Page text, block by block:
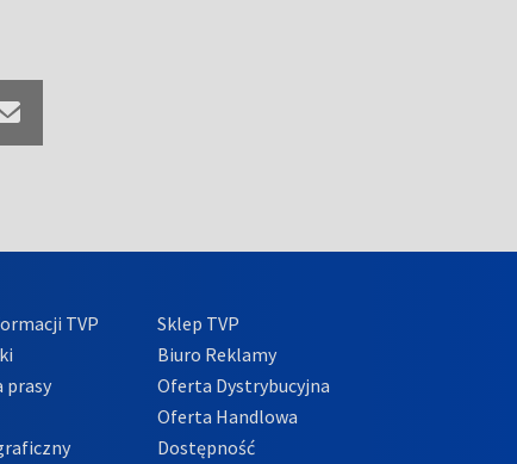
TVP
prasy
Sklep TVP
Biuro Reklamy
Oferta Dystrybucyjna
Oferta Handlowa
Dostępność